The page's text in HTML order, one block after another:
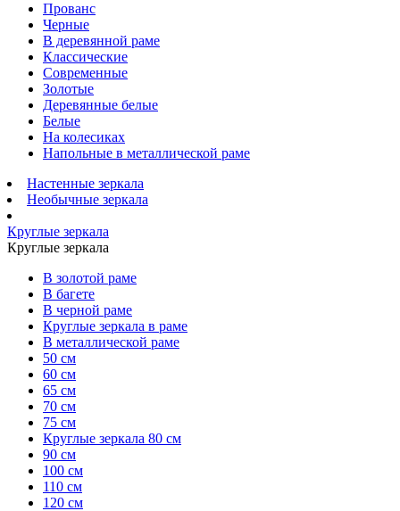
Прованс
Черные
В деревянной раме
Классические
Современные
Золотые
Деревянные белые
Белые
На колесиках
Напольные в металлической раме
Настенные зеркала
Необычные зеркала
Круглые зеркала
Круглые зеркала
В золотой раме
В багете
В черной раме
Круглые зеркала в раме
В металлической раме
50 см
60 см
65 см
70 см
75 см
Круглые зеркала 80 см
90 см
100 см
110 см
120 см